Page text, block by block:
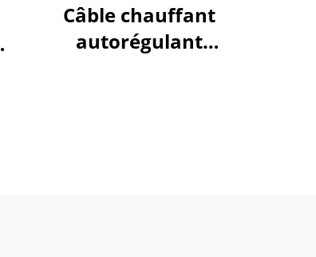
Câble chauffant
autorégulant